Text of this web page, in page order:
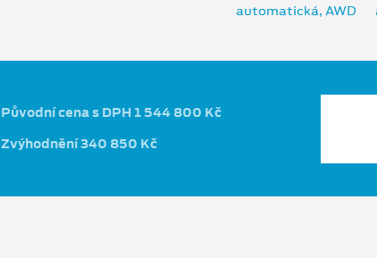
Původní cena s DPH 1 544 800 Kč
Zvýhodnění 340 850 Kč